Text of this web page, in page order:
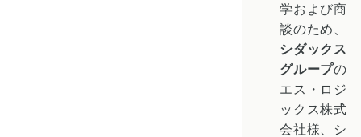
学および商
談のため、
シダックス
グループの
エス・ロジ
ックス株式
会社様、
シ